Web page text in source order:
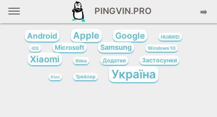
PINGVIN.PRO ➡️
Android Apple Google HUAWEI
iOS Microsoft Samsung Windows 10
Xiaomi Війна Додатки Застосунки
Кіно Трейлер Україна